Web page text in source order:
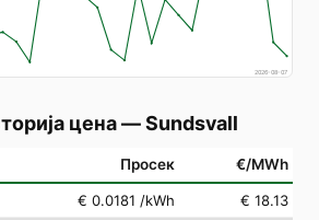
2026-08-07
цена—Sundsvall
Просек €/MWh
€ 0.0181 /kWh
€ 18.13